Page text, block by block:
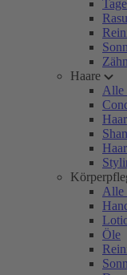
Haare
Alle
Alle
Öle